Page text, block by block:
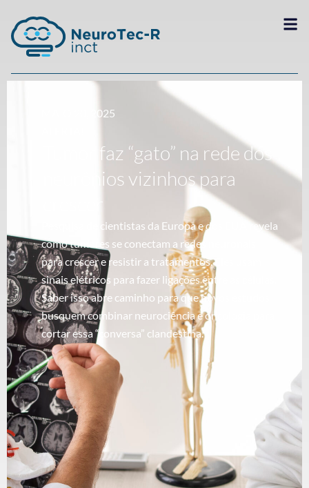
MAIO 20, 2025
Tumor faz “gato” na rede dos
neurônios vizinhos para
Pesquisa de cientistas da Europa e dos EUA revela
como tumores se conectam a redes neuronais
para crescer e resistir a tratamentos. Eles usam
sinais elétricos para fazer ligações entre as células.
Saber isso abre caminho para que novos estudos
busquem combinar neurociência e oncologia para
cortar essa “conversa” clandestina.